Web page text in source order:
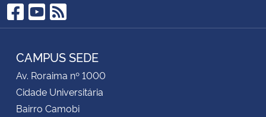
Facebook
YouTube
RSS
CAMPUS SEDE
Av. Roraima nº 1000
Cidade Universitária
Bairro Camobi